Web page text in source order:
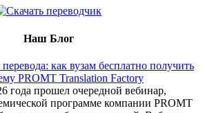
Наш Блог
как вузам бесплатно получить
PROMT Translation Factory
года прошел очередной вебинар,
программе компании PROMT